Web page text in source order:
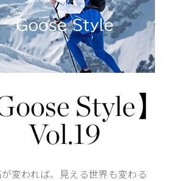
ジッパー付きハンドポケットが2つ、胸ポケット
内側には耐水性の接着ジッパーを使用した胸ポケ
仕様が変更する場合がございます。
Shoulder width
Style】
Vol.19
変われば、見える世界も変わる